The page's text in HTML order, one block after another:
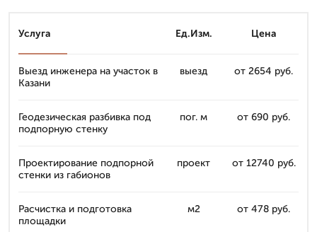
Услуга Ед.Изм. Цена
Выезд инженера на участок в
Казани
выезд от 2654 руб.
Геодезическая разбивка под
подпорную стенку
пог. м от 690 руб.
Проектирование подпорной
стенки из габионов
проект от 12740 руб.
Расчистка и подготовка
площадки
м2 от 478 руб.